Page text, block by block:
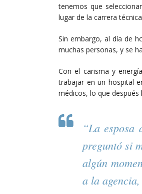
tenemos que
lugar de la carrera
Sin embargo, al día de
muchas personas, y se
Con el carisma y
trabajar en un hospital
médicos, lo que después
“La
preguntó si
algún
a la